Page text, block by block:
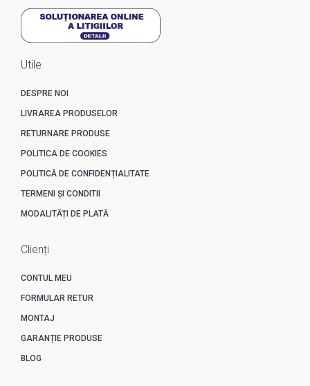
Utile
DESPRE NOI
LIVRAREA PRODUSELOR
RETURNARE PRODUSE
POLITICA DE COOKIES
POLITICĂ DE CONFIDENȚIALITATE
TERMENI ȘI CONDITII
MODALITĂȚI DE PLATĂ
Clienți
CONTUL MEU
FORMULAR RETUR
MONTAJ
GARANȚIE PRODUSE
BLOG